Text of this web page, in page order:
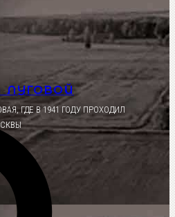
ЛУГОВОЙ
ГДЕ В 1941 ГОДУ ПРОХОДИЛ